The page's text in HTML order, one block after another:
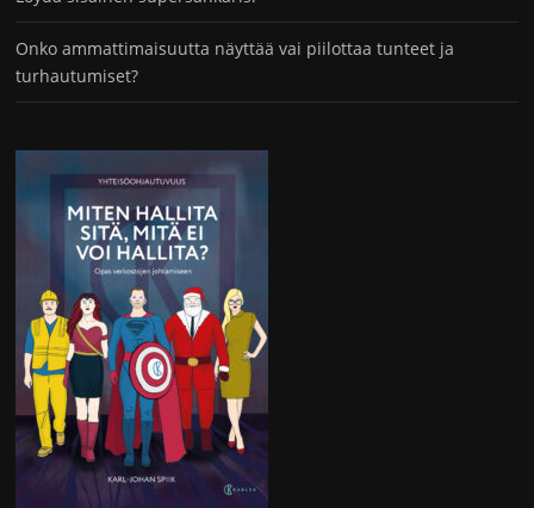
Onko ammattimaisuutta näyttää vai piilottaa tunteet ja
turhautumiset?